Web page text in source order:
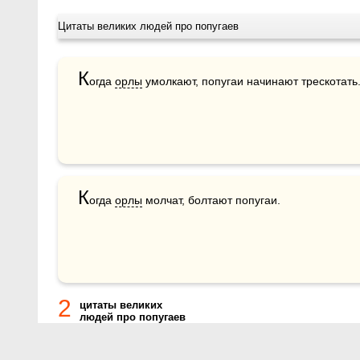
Цитаты великих людей про попугаев
Когда орлы умолкают, попугаи начинают трескотать.
Когда орлы молчат, болтают попугаи.
2
цитаты великих
людей про попугаев